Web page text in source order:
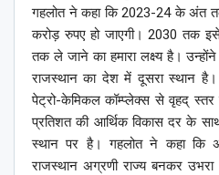
गहलोत ने कहा कि 2023-24 के अंत
करोड़ रुपए हो जाएगी। 2030 तक
तक ले जाने का हमारा लक्ष्य है।
राजस्थान का देश में दूसरा स्थान है।
पेट्रो-केमिकल कॉम्प्लेक्स से वृहद् स्तर
प्रतिशत की आर्थिक विकास दर के
स्थान पर है। गहलोत ने कहा कि
राजस्थान अग्रणी राज्य बनकर